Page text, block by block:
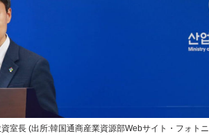
室長 (出所:韓国通商産業資源部Webサイト・フォトニ